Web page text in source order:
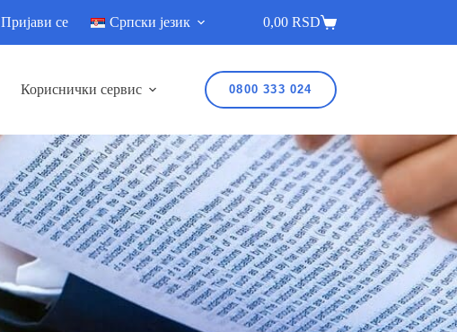
Пријави се Српски језик 0,00 RSD
Кориснички сервис 0800 333 024